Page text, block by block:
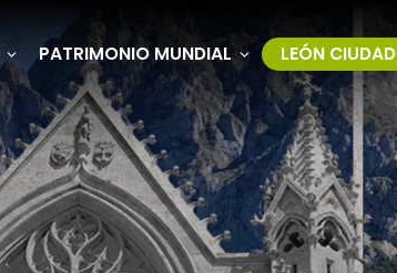
PATRIMONIO MUNDIAL LEÓN CIUDAD